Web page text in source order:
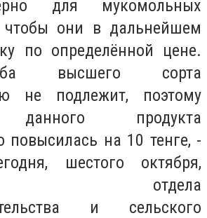
для мукомольных
чтобы они в дальнейшем
по определённой цене.
высшего сорта
не подлежит, поэтому
данного продукта
повысилась на 10 тенге, -
шестого октября,
отдела
и сельского